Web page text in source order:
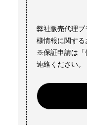
弊社販売代理
様情報に関する
※保証申請は「
連絡ください。